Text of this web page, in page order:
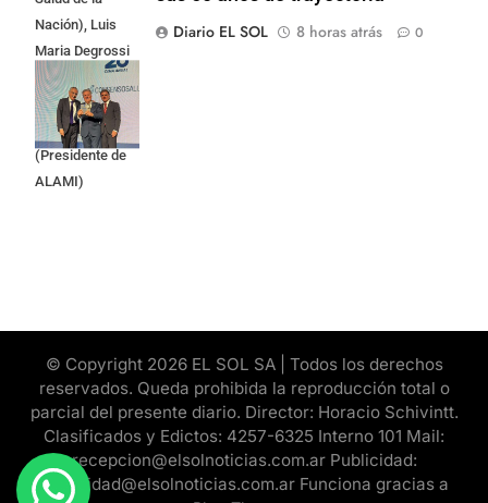
Nación), Luis
Maria Degrossi
(Presidente de
Apres Salud) y
Cristian Mazza
(Presidente de
ALAMI)
Diario EL SOL
8 horas atrás 0
© Copyright 2026 EL SOL SA | Todos los derechos
reservados. Queda prohibida la reproducción total o
parcial del presente diario. Director: Horacio Schivintt.
Clasificados y Edictos: 4257-6325 Interno 101 Mail:
recepcion@elsolnoticias.com.ar Publicidad:
publicidad@elsolnoticias.com.ar Funciona gracias a